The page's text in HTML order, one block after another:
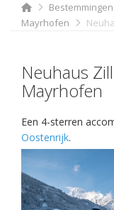
Bestemmingen
Mayrhofen
Neuhaus
Mayrhofen
Een 4-sterren
Oostenrijk.